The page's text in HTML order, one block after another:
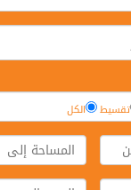
تقسيط الكل